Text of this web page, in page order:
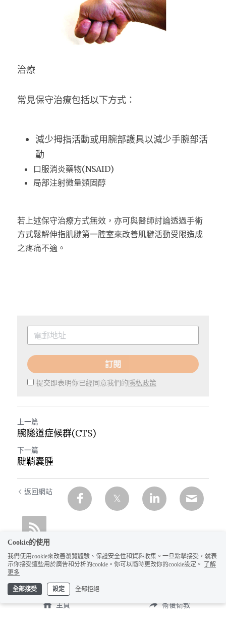
治療
常見保守治療包括以下方式：
減少拇指活動或用腕部護具以減少手腕部活
動
口服消炎藥物(NSAID)
局部注射微量類固醇
若上述保守治療方式無效，亦可與醫師討論透過手術
方式鬆解伸指肌腱第一腔室來改善肌腱活動受限造成
之疼痛不適。
訂閱
提交即表明你已經同意我們的隱私政策
上一篇
腕隧道症候群(CTS)
下一篇
腱鞘囊腫
返回網站
主頁 術後衛教
Cookie的使用
我們使用cookie來改善瀏覽體驗、保證安全性和資料收集。一旦點擊接受，就表
示你接受這些用於廣告和分析的cookie。你可以隨時更改你的cookie設定。
了解
更多
全部接受 設定 全部拒絕